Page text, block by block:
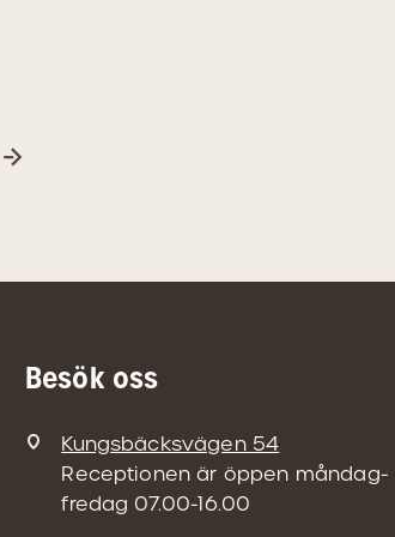
Besök oss
Kungsbäcksvägen 54
Receptionen är öppen måndag-
fredag 07.00-16.00